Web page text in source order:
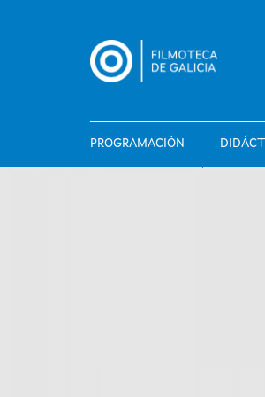
PROGRAMACIÓN